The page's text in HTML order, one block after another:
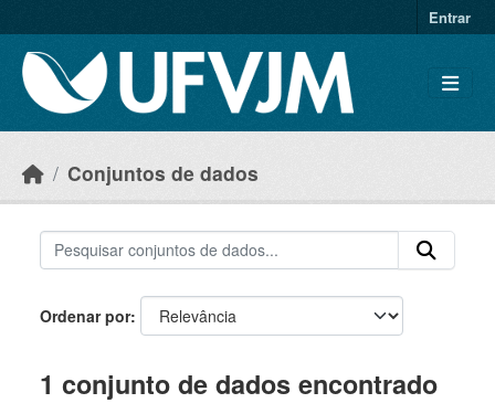
Entrar
Conjuntos de dados
Ordenar por
1 conjunto de dados encontrado